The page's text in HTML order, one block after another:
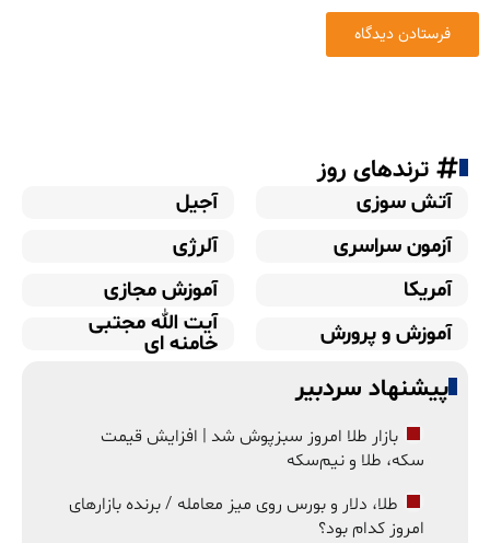
ترندهای روز
آتش سوزی
آجیل
آزمون سراسری
آلرژی
آمریکا
آموزش مجازی
آموزش و پرورش
آیت الله مجتبی
خامنه ای
پیشنهاد سردبیر
بازار طلا امروز سبزپوش شد | افزایش قیمت
سکه، طلا و نیم‌سکه
طلا، دلار و بورس روی میز معامله / برنده بازارهای
امروز کدام بود؟